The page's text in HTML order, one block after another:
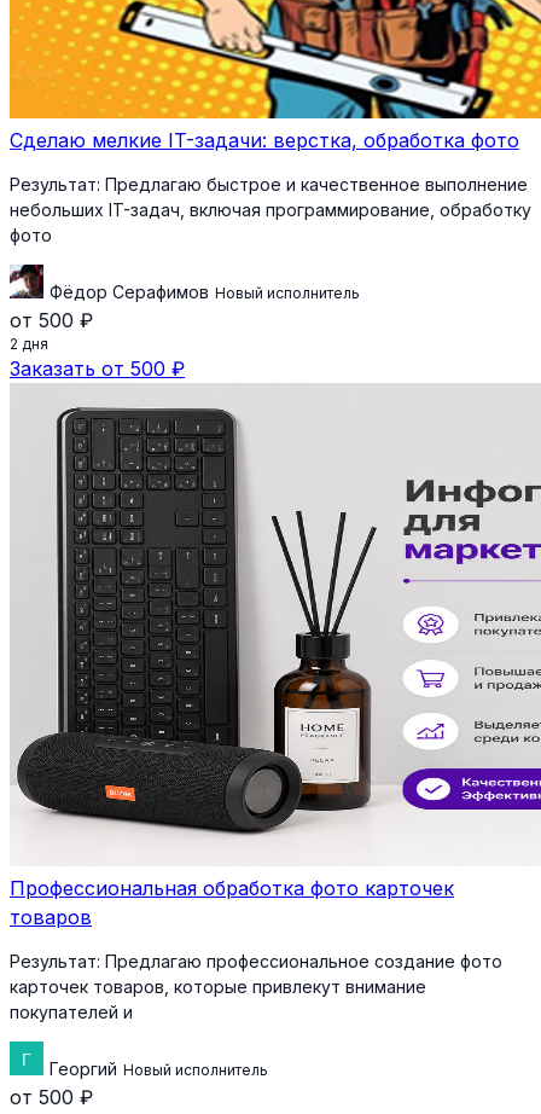
Сделаю мелкие IT-задачи: верстка, обработка фото
Результат: Предлагаю быстрое и качественное выполнение
небольших IT-задач, включая программирование, обработку
фото
Фёдор Серафимов Новый исполнитель
от 500 ₽
2 дня
Заказать от 500 ₽
Профессиональная обработка фото карточек
товаров
Результат: Предлагаю профессиональное создание фото
карточек товаров, которые привлекут внимание
покупателей и
Георгий Новый исполнитель
от 500 ₽